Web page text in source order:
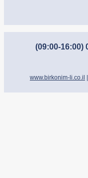
www.birkonim-li.co.il